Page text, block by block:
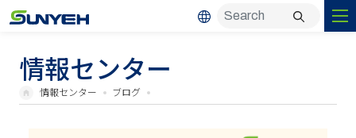
情報センター
情報センター ブログ